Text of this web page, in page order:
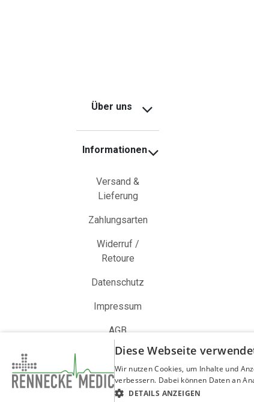
Über uns
Informationen
Versand &
Lieferung
Zahlungsarten
Widerruf /
Retoure
Datenschutz
Impressum
AGB
Diese Webseite
Wir nutzen Cookies, um Inhalte und
verbessern. Dabei können Daten an
DETAILS ANZEIGEN